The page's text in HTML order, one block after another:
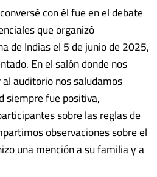
con él fue en el debate
que organizó
de Indias el 5 de junio de 2025,
En el salón donde nos
auditorio nos saludamos
siempre fue positiva,
sobre las reglas de
observaciones sobre el
una mención a su familia y a